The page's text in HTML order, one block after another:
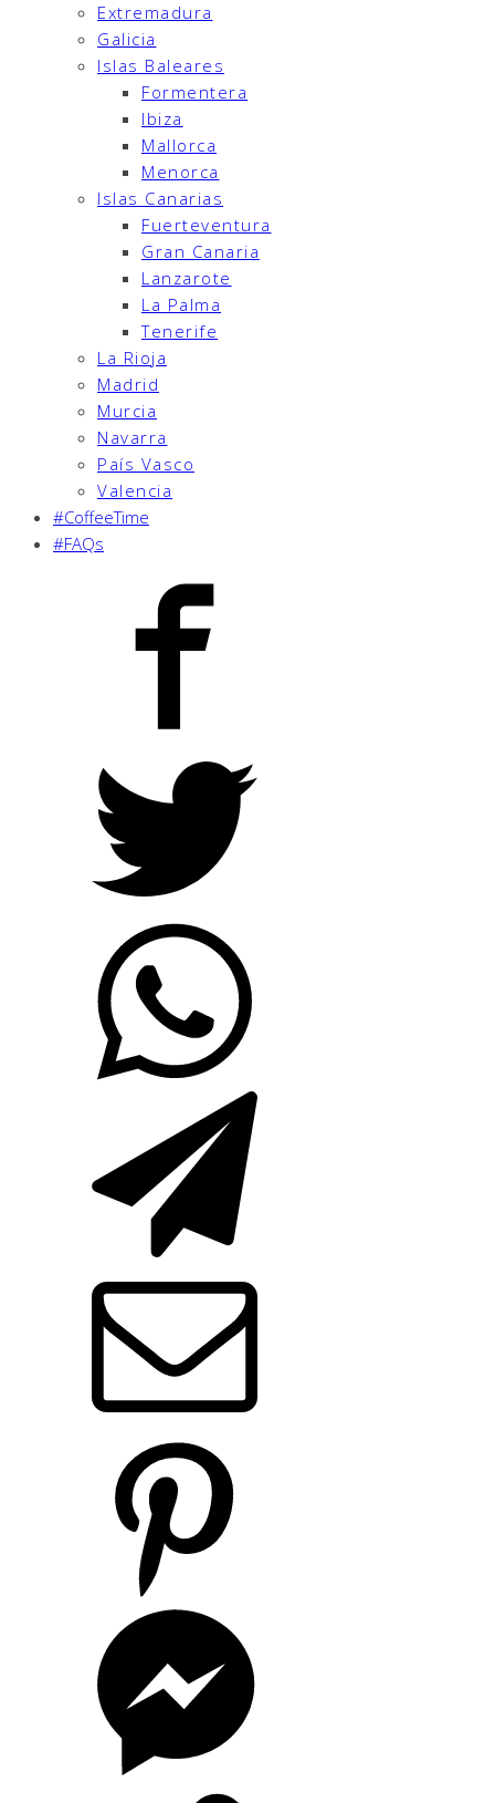
Extremadura
Galicia
Islas Baleares
Formentera
Ibiza
Mallorca
Menorca
Islas Canarias
Fuerteventura
Gran Canaria
Lanzarote
La Palma
Tenerife
La Rioja
Madrid
Murcia
Navarra
País Vasco
Valencia
#CoffeeTime
#FAQs